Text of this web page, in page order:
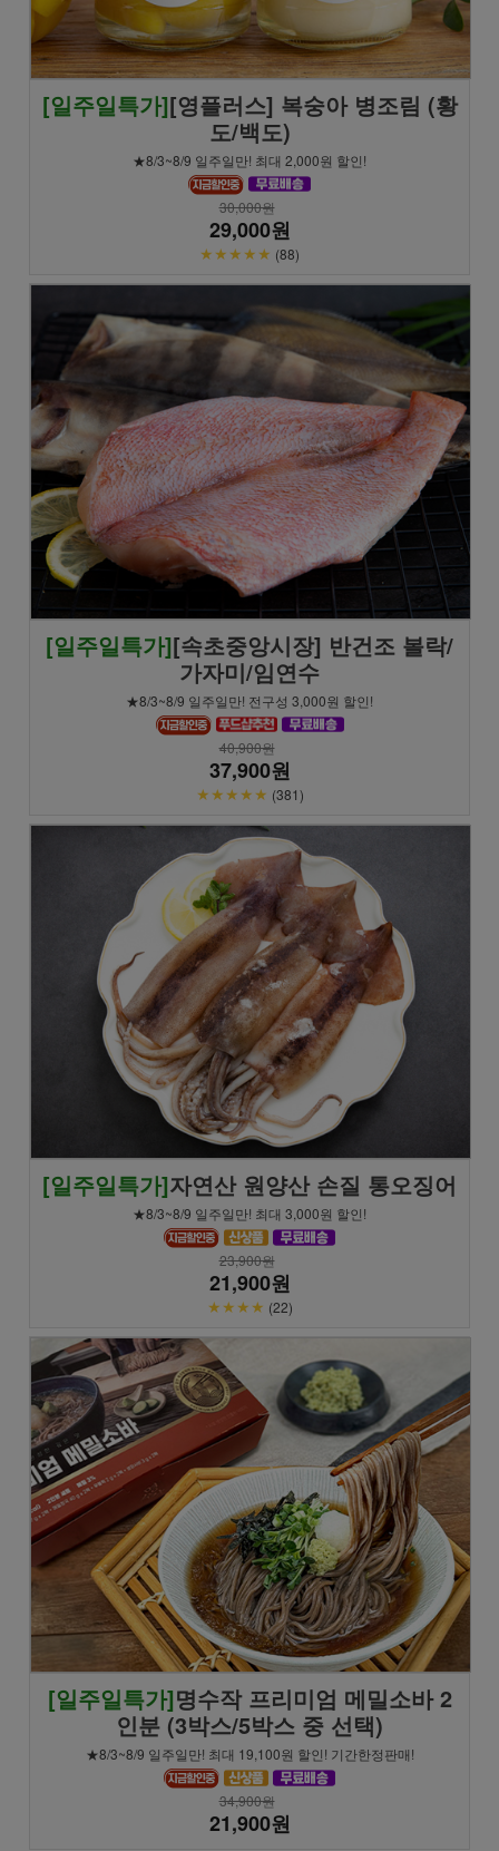
[일주일특가][영플러스] 복숭아 병조림 (황
도/백도)
★8/3~8/9 일주일만! 최대 2,000원 할인!
30,000원
29,000원
★★★★★ (88)
[일주일특가][속초중앙시장] 반건조 볼락/
가자미/임연수
★8/3~8/9 일주일만! 전구성 3,000원 할인!
40,900원
37,900원
★★★★★ (381)
[일주일특가]자연산 원양산 손질 통오징어
★8/3~8/9 일주일만! 최대 3,000원 할인!
23,900원
21,900원
★★★★ (22)
[일주일특가]명수작 프리미엄 메밀소바 2
인분 (3박스/5박스 중 선택)
★8/3~8/9 일주일만! 최대 19,100원 할인! 기간한정판매!
34,900원
21,900원